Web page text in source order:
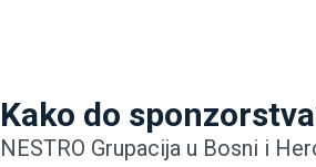
Kako do
NESTRO Grupacija u Bosni i